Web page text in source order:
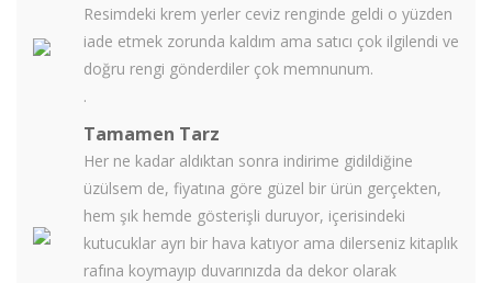
Resimdeki krem yerler ceviz renginde geldi o yüzden
iade etmek zorunda kaldım ama satıcı çok ilgilendi ve
doğru rengi gönderdiler çok memnunum.
.
Tamamen Tarz
Her ne kadar aldıktan sonra indirime gidildiğine
üzülsem de, fiyatına göre güzel bir ürün gerçekten,
hem şık hemde gösterişli duruyor, içerisindeki
kutucuklar ayrı bir hava katıyor ama dilerseniz kitaplık
rafına koymayıp duvarınızda da dekor olarak